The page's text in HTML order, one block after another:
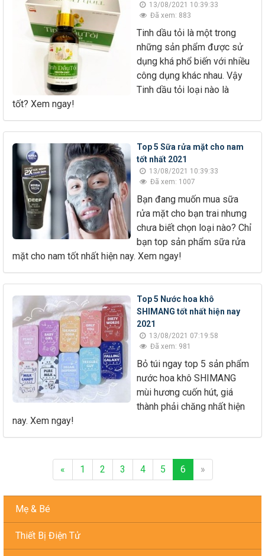
13/08/2021 10:39:33
Đã xem: 883
Tinh dầu tỏi là một trong
những sản phẩm được sử
dụng khá phổ biến với nhiều
công dụng khác nhau. Vậy
Tinh dầu tỏi loại nào là
tốt? Xem ngay!
Top 5 Sữa rửa mặt cho nam
tốt nhất 2021
13/08/2021 10:39:33
Đã xem: 1007
Bạn đang muốn mua sữa
rửa mặt cho bạn trai nhưng
chưa biết chọn loại nào? Chỉ
bạn top sản phẩm sữa rửa
mặt cho nam tốt nhất hiện nay. Xem ngay!
Top 5 Nước hoa khô
SHIMANG tốt nhất hiện nay
2021
13/08/2021 07:19:58
Đã xem: 981
Bỏ túi ngay top 5 sản phẩm
nước hoa khô SHIMANG
mùi hương cuốn hút, giá
thành phải chăng nhất hiện
nay. Xem ngay!
« 1 2 3 4 5 6 »
Mẹ & Bé
Thiết Bị Điện Tử